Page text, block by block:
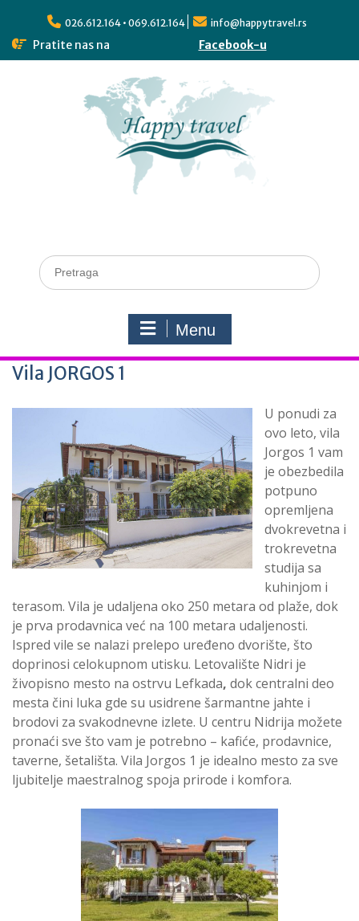
026.612.164 • 069.612.164 info@happytravel.rs
Pratite nas na Facebook-u
Menu
Vila JORGOS 1
U ponudi za
ovo leto, vila
Jorgos 1 vam
je obezbedila
potpuno
opremljena
dvokrevetna i
trokrevetna
studija sa
kuhinjom i
terasom. Vila je udaljena oko 250 metara od plaže, dok
je prva prodavnica već na 100 metara udaljenosti.
Ispred vile se nalazi prelepo uređeno dvorište, što
doprinosi celokupnom utisku. Letovalište Nidri je
živopisno mesto na ostrvu Lefkada, dok centralni deo
mesta čini luka gde su usidrene šarmantne jahte i
brodovi za svakodnevne izlete. U centru Nidrija možete
pronaći sve što vam je potrebno – kafiće, prodavnice,
taverne, šetališta. Vila Jorgos 1 je idealno mesto za sve
ljubitelje maestralnog spoja prirode i komfora.